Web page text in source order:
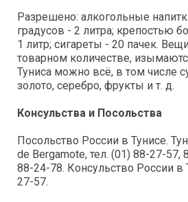
Разрешено: алкогольные
градусов - 2 литра; крепостью
1 литр; сигареты - 20 пачек.
товарном количестве,
Туниса можно всё, в том числе
золото, серебро, фрукты и т. д.
Консульства и Посольства
Посольство России в Тунисе.
de Bergamote, тел. (01) 88-27-57,
88-24-78. Консульство России в
27-57.